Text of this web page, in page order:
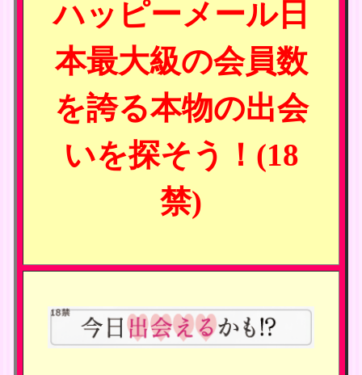
ハッピーメール日
本最大級の会員数
を誇る本物の出会
いを探そう！(18
禁)